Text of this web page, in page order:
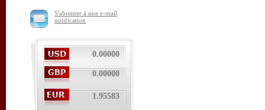
S'abonner à une e-mail
notification
0.00000
0.00000
1.95583